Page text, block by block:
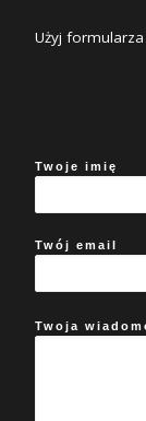
Użyj
Twoje imię
Twój email
Twoja